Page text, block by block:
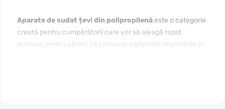
Aparate de sudat țevi din polipropilenăeste o categorie
creată pentru cumpărătorii care vor să aleagă rapid
produse pentru atelier, să compare variantele disponibile și